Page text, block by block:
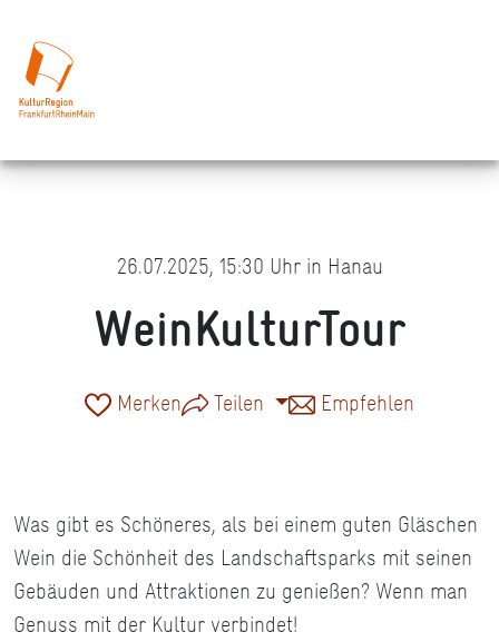
26.07.2025, 15:30 Uhr in Hanau
WeinKulturTour
Merken Teilen Empfehlen
Was gibt es Schöneres, als bei einem guten Gläschen
Wein die Schönheit des Landschaftsparks mit seinen
Gebäuden und Attraktionen zu genießen? Wenn man
Genuss mit der Kultur verbindet!